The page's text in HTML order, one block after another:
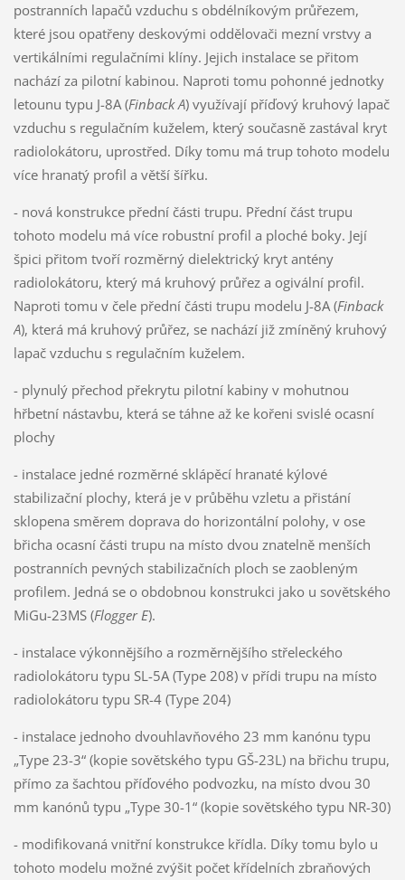
postranních lapačů vzduchu s obdélníkovým průřezem,
které jsou opatřeny deskovými oddělovači mezní vrstvy a
vertikálními regulačními klíny. Jejich instalace se přitom
nachází za pilotní kabinou. Naproti tomu pohonné jednotky
letounu typu J-8A (Finback A) využívají příďový kruhový lapač
vzduchu s regulačním kuželem, který současně zastával kryt
radiolokátoru, uprostřed. Díky tomu má trup tohoto modelu
více hranatý profil a větší šířku.
- nová konstrukce přední části trupu. Přední část trupu
tohoto modelu má více robustní profil a ploché boky. Její
špici přitom tvoří rozměrný dielektrický kryt antény
radiolokátoru, který má kruhový průřez a ogivální profil.
Naproti tomu v čele přední části trupu modelu J-8A (Finback
A), která má kruhový průřez, se nachází již zmíněný kruhový
lapač vzduchu s regulačním kuželem.
- plynulý přechod překrytu pilotní kabiny v mohutnou
hřbetní nástavbu, která se táhne až ke kořeni svislé ocasní
plochy
- instalace jedné rozměrné sklápěcí hranaté kýlové
stabilizační plochy, která je v průběhu vzletu a přistání
sklopena směrem doprava do horizontální polohy, v ose
břicha ocasní části trupu na místo dvou znatelně menších
postranních pevných stabilizačních ploch se zaobleným
profilem. Jedná se o obdobnou konstrukci jako u sovětského
MiGu-23MS (Flogger E).
- instalace výkonnějšího a rozměrnějšího střeleckého
radiolokátoru typu SL-5A (Type 208) v přídi trupu na místo
radiolokátoru typu SR-4 (Type 204)
- instalace jednoho dvouhlavňového 23 mm kanónu typu
„Type 23-3“ (kopie sovětského typu GŠ-23L) na břichu trupu,
přímo za šachtou příďového podvozku, na místo dvou 30
mm kanónů typu „Type 30-1“ (kopie sovětského typu NR-30)
- modifikovaná vnitřní konstrukce křídla. Díky tomu bylo u
tohoto modelu možné zvýšit počet křídelních zbraňových